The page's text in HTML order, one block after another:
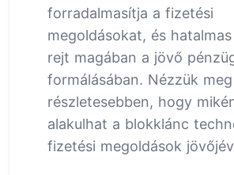
forradalmasítja a fizetési
megoldásokat, és
rejt magában a jövő
formálásában. Nézzük meg
részletesebben, hogy
alakulhat a blokklánc
fizetési megoldások